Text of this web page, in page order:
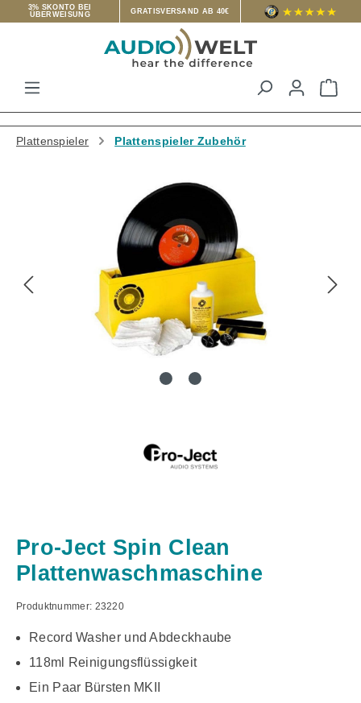
3% SKONTO BEI
ÜBERWEISUNG
GRATISVERSAND AB 40€
Plattenspieler Plattenspieler Zubehör
Bildergalerie überspringen
Pro-Ject Spin Clean
Plattenwaschmaschine
Produktnummer: 23220
Record Washer und Abdeckhaube
118ml Reinigungsflüssigkeit
Ein Paar Bürsten MKII